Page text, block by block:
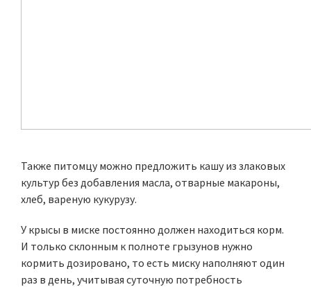
Также питомцу можно предложить кашу из злаковых
культур без добавления масла, отварные макароны,
хлеб, вареную кукурузу.
У крысы в миске постоянно должен находиться корм.
И только склонным к полноте грызунов нужно
кормить дозировано, то есть миску наполняют один
раз в день, учитывая суточную потребность